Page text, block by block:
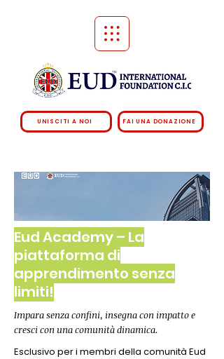
FAI UNA DONAZIONE
UNISCITI A NOI
Eud Academy – La
piattaforma di
apprendimento senza
limiti!
Impara senza confini, insegna con impatto e
cresci con una comunità dinamica.
Esclusivo per i membri della comunità Eud